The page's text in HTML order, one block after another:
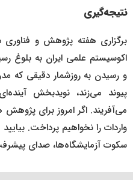
نتیجه‌گیری
اکوسیستم علمی ایران به بلوغ
و رسیدن به روزشمار دقیقی که
پیوند می‌زند، نویدبخش
می‌آفریند. اگر امروز برای پژوهش
واردات را نخواهیم پرداخت. بیایید
سکوت آزمایشگاه‌ها، صدای پیشرفت